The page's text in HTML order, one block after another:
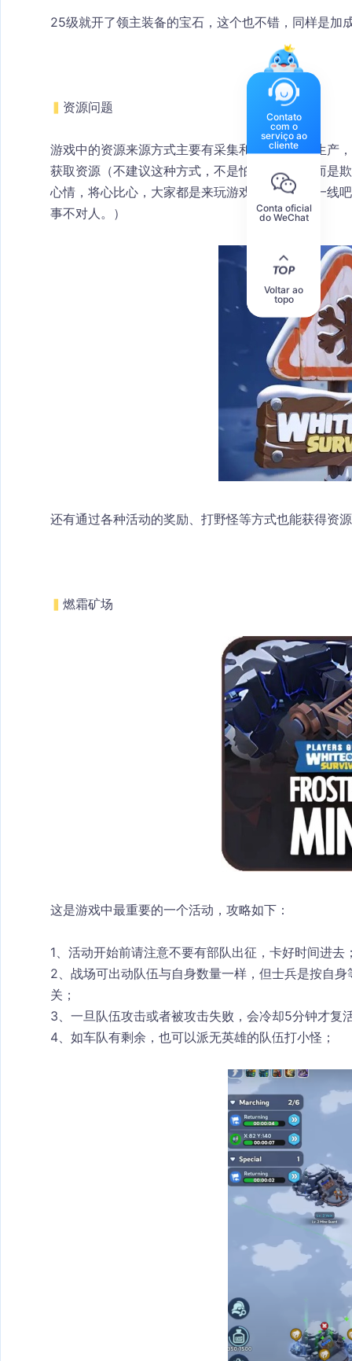
25级就开了领主装备的宝石，这个也不错，同样是加
▍ 资源问题
游戏中的资源来源方式主要有采集和城内建筑的生产
获取资源（不建议这种方式，不是怕引起纠纷，而是
心情，将心比心，大家都是来玩游戏的，做人留一线
事不对人。）
还有通过各种活动的奖励、打野怪等方式也能获得资
▍ 燃霜矿场
这是游戏中最重要的一个活动，攻略如下：
1、活动开始前请注意不要有部队出征，卡好时间进去
2、战场可出动队伍与自身数量一样，但士兵是按自
关；
3、一旦队伍攻击或者被攻击失败，会冷却5分钟才复
4、如车队有剩余，也可以派无英雄的队伍打小怪；
Contato
com o
serviço ao
cliente
Conta oficial
do WeChat
Voltar ao
topo